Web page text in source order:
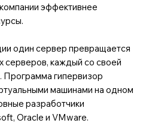
эффективнее
один сервер превращается
серверов, каждый со своей
гипервизор
машинами на одном
разработчики
Oracle и VMware.